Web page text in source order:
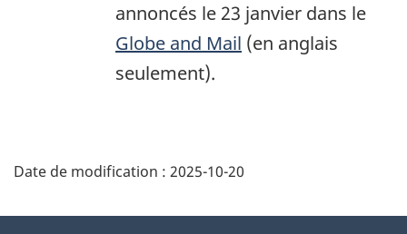
annoncés le 23 janvier dans le
Globe and Mail (en anglais
seulement).
Date de modification : 2025-10-20